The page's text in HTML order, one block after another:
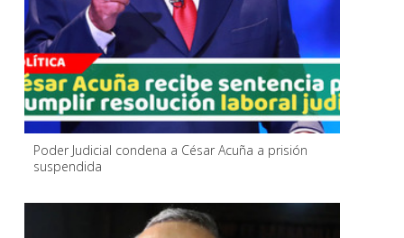
Poder Judicial condena a César Acuña a prisión
suspendida